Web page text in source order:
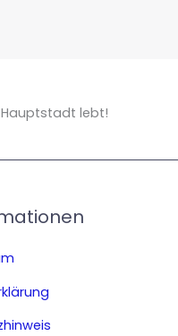
Hauptstadt lebt!